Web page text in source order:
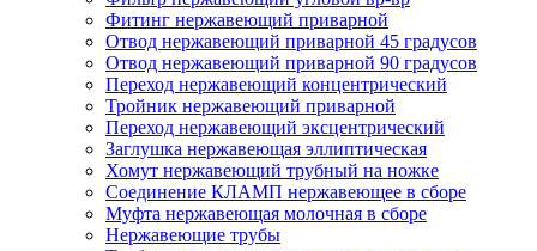
Фитинг нержавеющий приварной
Отвод нержавеющий приварной 45 градусов
Отвод нержавеющий приварной 90 градусов
Переход нержавеющий концентрический
Тройник нержавеющий приварной
Переход нержавеющий эксцентрический
Заглушка нержавеющая эллиптическая
Хомут нержавеющий трубный на ножке
Соединение КЛАМП нержавеющее в сборе
Муфта нержавеющая молочная в сборе
Нержавеющие трубы